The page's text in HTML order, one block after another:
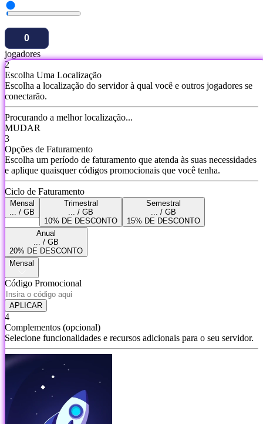
jogadores
2
Escolha Uma Localização
Escolha a localização do servidor à qual você e outros jogadores se
conectarão.
Procurando a melhor localização...
MUDAR
3
Opções de Faturamento
Escolha um período de faturamento que atenda às suas necessidades
e aplique quaisquer códigos promocionais que você tenha.
Ciclo de Faturamento
Mensal
... / GB
Trimestral
... / GB
10% DE DESCONTO
Semestral
... / GB
15% DE DESCONTO
Anual
... / GB
20% DE DESCONTO
Mensal
Código Promocional
APLICAR
4
Complementos (opcional)
Selecione funcionalidades e recursos adicionais para o seu servidor.